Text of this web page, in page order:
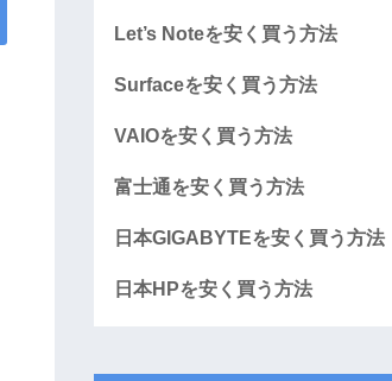
Let’s Noteを安く買う方法
Surfaceを安く買う方法
VAIOを安く買う方法
富士通を安く買う方法
日本GIGABYTEを安く買う方法
日本HPを安く買う方法